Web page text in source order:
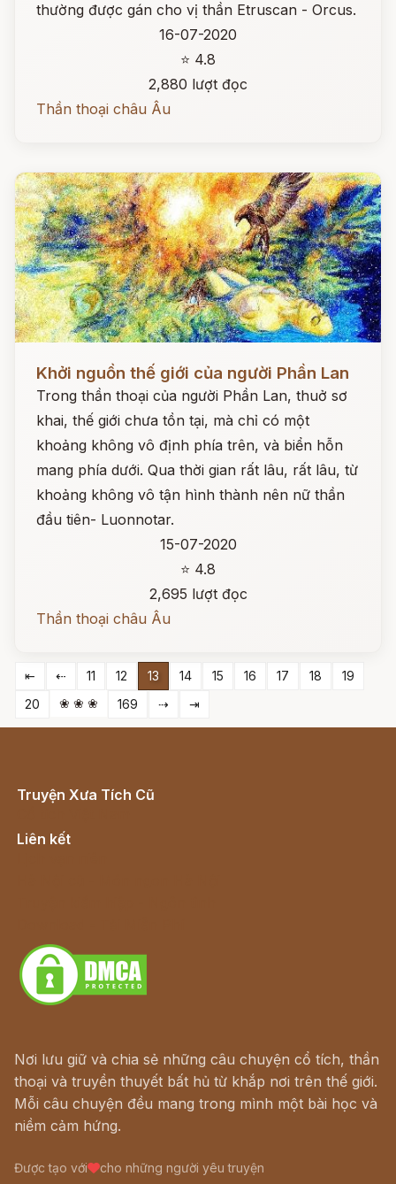
thường được gán cho vị thần Etruscan - Orcus.
16-07-2020
⭐ 4.8
2,880 lượt đọc
Thần thoại châu Âu
Khởi nguồn thế giới của người Phần Lan
Trong thần thoại của người Phần Lan, thuở sơ
khai, thế giới chưa tồn tại, mà chỉ có một
khoảng không vô định phía trên, và biển hỗn
mang phía dưới. Qua thời gian rất lâu, rất lâu, từ
khoảng không vô tận hình thành nên nữ thần
đầu tiên- Luonnotar.
15-07-2020
⭐ 4.8
2,695 lượt đọc
Thần thoại châu Âu
⇤ ⇠ 11 12 13 14 15 16 17 18
19
20
❀ ❀ ❀ 169 ⇢ ⇥
Truyện Xưa Tích Cũ
Liên kết
Nơi lưu giữ và chia sẻ những câu chuyện cổ tích, thần
thoại và truyền thuyết bất hủ từ khắp nơi trên thế giới.
Mỗi câu chuyện đều mang trong mình một bài học và
niềm cảm hứng.
Được tạo với cho những người yêu truyện